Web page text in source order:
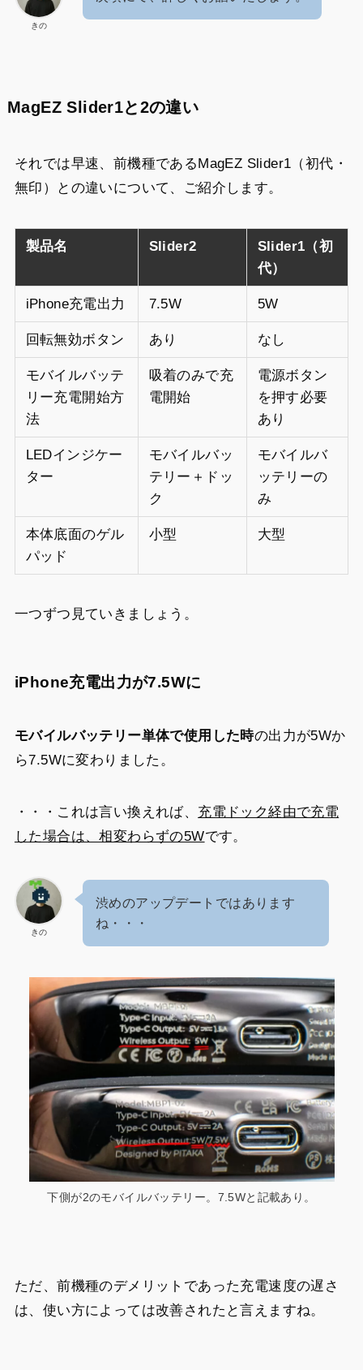
きの
MagEZ Slider1と2の違い
それでは早速、前機種であるMagEZ Slider1（初代・
無印）との違いについて、ご紹介します。
製品名 Slider2
Slider1（初
代）
iPhone充電出力 7.5W 5W
回転無効ボタン あり なし
モバイルバッテ
リー充電開始方
法
吸着のみで充
電開始
電源ボタン
を押す必要
あり
LEDインジケー
ター
モバイルバッ
テリー＋ドッ
ク
モバイルバ
ッテリーの
み
本体底面のゲル
パッド
小型 大型
一つずつ見ていきましょう。
iPhone充電出力が7.5Wに
モバイルバッテリー単体で使用した時の出力が5Wか
ら7.5Wに変わりました。
・・・これは言い換えれば、 充電ドック経由で充電
した場合は、相変わらずの5Wです。
きの
渋めのアップデートではあります
ね・・・
下側が2のモバイルバッテリー。7.5Wと記載あり。
ただ、前機種のデメリットであった充電速度の遅さ
は、使い方によっては改善されたと言えますね。